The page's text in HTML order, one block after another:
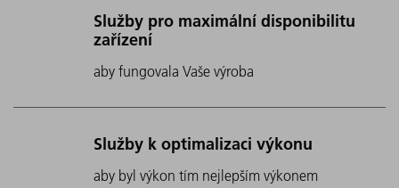
Služby pro maximální disponibilitu
zařízení
aby fungovala Vaše výroba
Služby k optimalizaci výkonu
aby byl výkon tím nejlepším výkonem